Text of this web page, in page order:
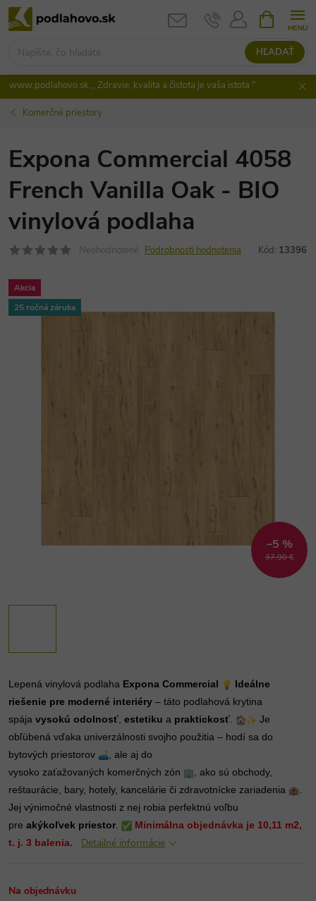
Prejsť
na
HĽADAŤ
KOŠÍK
www.podlahovo.sk ,, Zdravie, kvalita a čistota je vaša istota "
Komerčné priestory
Expona Commercial 4058
French Vanilla Oak - BIO
vinylová podlaha
Neohodnotené Podrobnosti hodnotenia Kód: 13396
Akcia
25 ročná záruka
37,90 €
–5 %
Lepená vinylová podlaha Expona Commercial
Ideálne
riešenie pre moderné interiéry – táto podlahová krytina
spája vysokú odolnosť estetiku a praktickosť
Je
obľúbená vďaka univerzálnosti svojho použitia – hodí sa do
bytových priestorov
, ale aj do
vysoko zaťažovaných komerčných zón
, ako sú obchody,
reštaurácie, bary, hotely, kancelárie či zdravotnícke zariadenia
Jej výnimočné vlastnosti z nej robia perfektnú voľbu
pre akýkoľvek priestor
Minimálna objednávka je 10,11 m2,
t. j. 3 balenia.
Detailné informácie
Na objednávku